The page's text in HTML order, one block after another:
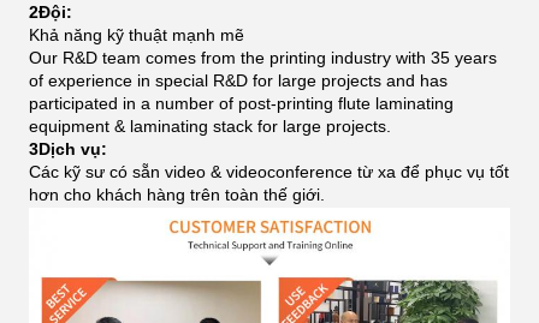
2Đội:
Khả năng kỹ thuật mạnh mẽ
Our R&D team comes from the printing industry with 35 years
of experience in special R&D for large projects and has
participated in a number of post-printing flute laminating
equipment & laminating stack for large projects.
3Dịch vụ:
Các kỹ sư có sẵn video & videoconference từ xa để phục vụ tốt
hơn cho khách hàng trên toàn thế giới.